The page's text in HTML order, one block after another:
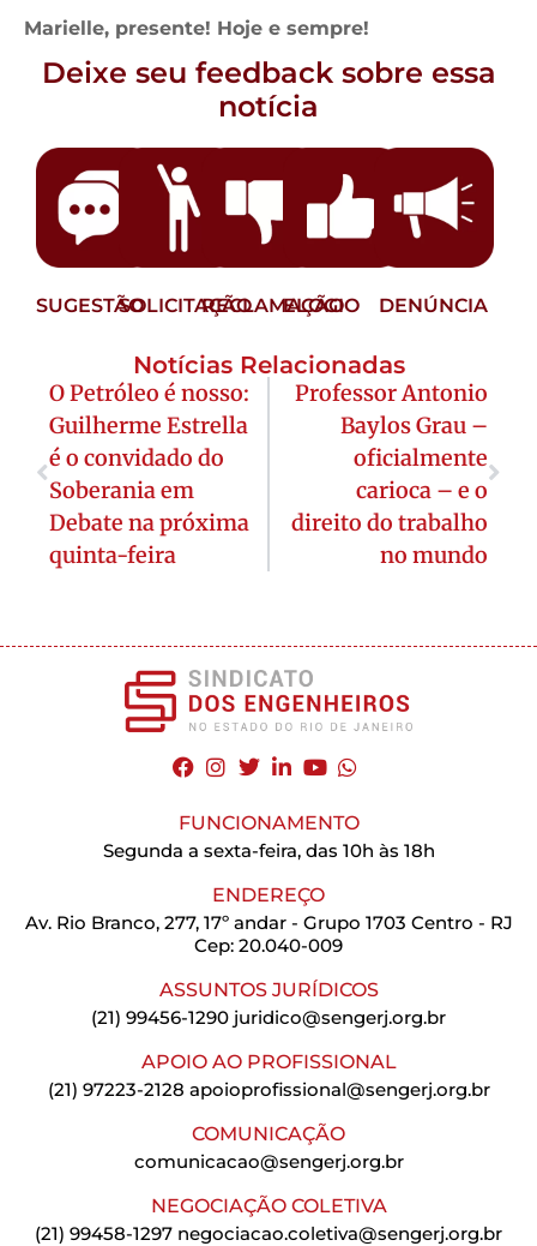
Marielle, presente! Hoje e sempre!
Deixe seu feedback sobre essa
notícia
SUGESTÃOSOLICITAÇÃORECLAMAÇÃO
ELOGIO DENÚNCIA
Notícias Relacionadas
O Petróleo é nosso:
Guilherme Estrella
é o convidado do
Soberania em
Debate na próxima
quinta-feira
Professor Antonio
Baylos Grau –
oficialmente
carioca – e o
direito do trabalho
no mundo
FUNCIONAMENTO
Segunda a sexta-feira, das 10h às 18h
ENDEREÇO
Av. Rio Branco, 277, 17º andar - Grupo 1703 Centro - RJ
Cep: 20.040-009
ASSUNTOS JURÍDICOS
(21) 99456-1290 juridico@sengerj.org.br
APOIO AO PROFISSIONAL
(21) 97223-2128 apoioprofissional@sengerj.org.br
COMUNICAÇÃO
comunicacao@sengerj.org.br
NEGOCIAÇÃO COLETIVA
(21) 99458-1297 negociacao.coletiva@sengerj.org.br